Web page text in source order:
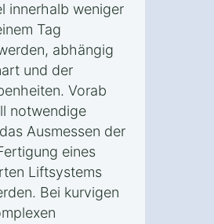
innerhalb weniger
Tag
abhängig
und der
Vorab
notwendige
Ausmessen der
eines
Liftsystems
Bei kurvigen